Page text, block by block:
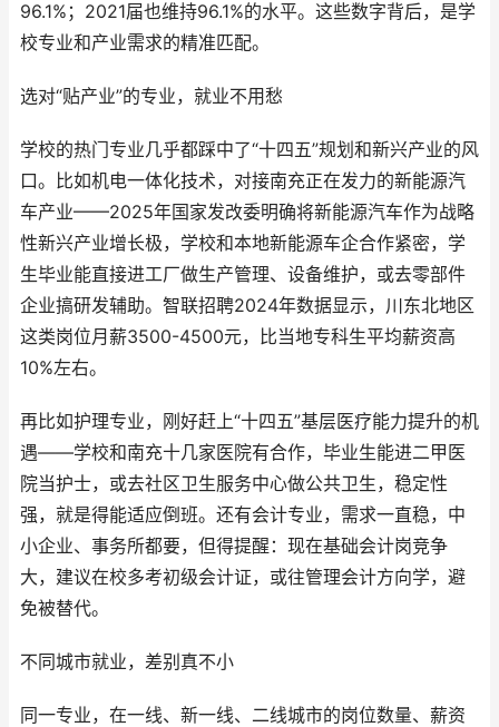
96.1%；2021届也维持96.1%的水平。这些数字背后，是学
校专业和产业需求的精准匹配。
选对“贴产业”的专业，就业不用愁
学校的热门专业几乎都踩中了“十四五”规划和新兴产业的风
口。比如机电一体化技术，对接南充正在发力的新能源汽
车产业——2025年国家发改委明确将新能源汽车作为战略
性新兴产业增长极，学校和本地新能源车企合作紧密，学
生毕业能直接进工厂做生产管理、设备维护，或去零部件
企业搞研发辅助。智联招聘2024年数据显示，川东北地区
这类岗位月薪3500-4500元，比当地专科生平均薪资高
10%左右。
再比如护理专业，刚好赶上“十四五”基层医疗能力提升的机
遇——学校和南充十几家医院有合作，毕业生能进二甲医
院当护士，或去社区卫生服务中心做公共卫生，稳定性
强，就是得能适应倒班。还有会计专业，需求一直稳，中
小企业、事务所都要，但得提醒：现在基础会计岗竞争
大，建议在校多考初级会计证，或往管理会计方向学，避
免被替代。
不同城市就业，差别真不小
同一专业，在一线、新一线、二线城市的岗位数量、薪资